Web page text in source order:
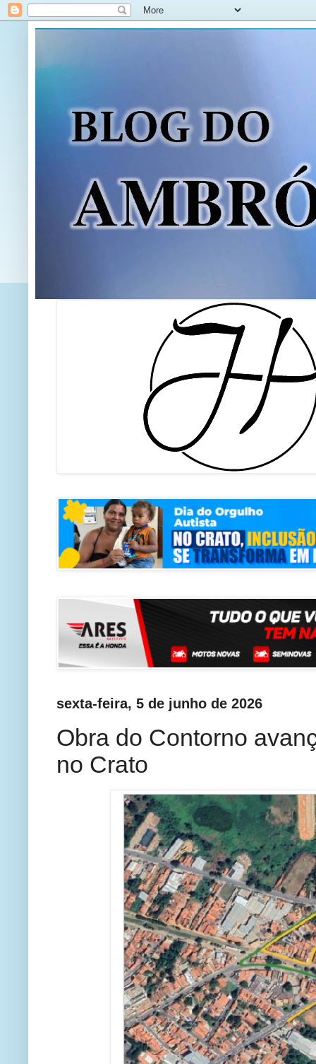
sexta-feira, 5 de junho de 2026
Obra do Contorno
no Crato